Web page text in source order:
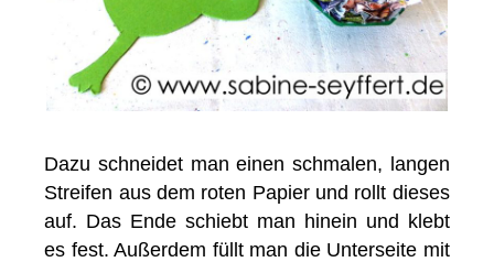
Dazu schneidet man einen schmalen, langen
Streifen aus dem roten Papier und rollt dieses
auf. Das Ende schiebt man hinein und klebt
es fest. Außerdem füllt man die Unterseite mit